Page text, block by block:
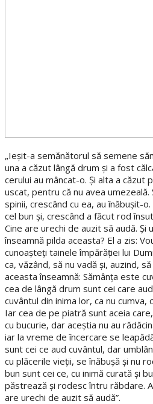
„Ieşit-a semănătorul să semene
una a căzut lângă drum şi a fost
cerului au mâncat-o. Şi alta a căzut
uscat, pentru că nu avea
spinii, crescând cu ea, au înăbuşit-
cel bun şi, crescând a făcut rod
Cine are urechi de auzit să audă. Şi
înseamnă pilda aceasta? El a zis:
cunoaşteţi tainele împărăţiei lui
ca, văzând, să nu vadă şi, auzind,
aceasta înseamnă: Sămânţa este
cea de lângă drum sunt cei care
cuvântul din inima lor, ca nu cumva,
Iar cea de pe piatră sunt aceia
cu bucurie, dar aceştia nu au
iar la vreme de încercare se
sunt cei ce aud cuvântul, dar
cu plăcerile vieţii, se înăbuşă şi nu
bun sunt cei ce, cu inimă curată şi
păstrează şi rodesc întru răbdare.
are urechi de auzit să audă”.